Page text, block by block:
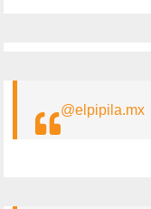
@elpipila.mx